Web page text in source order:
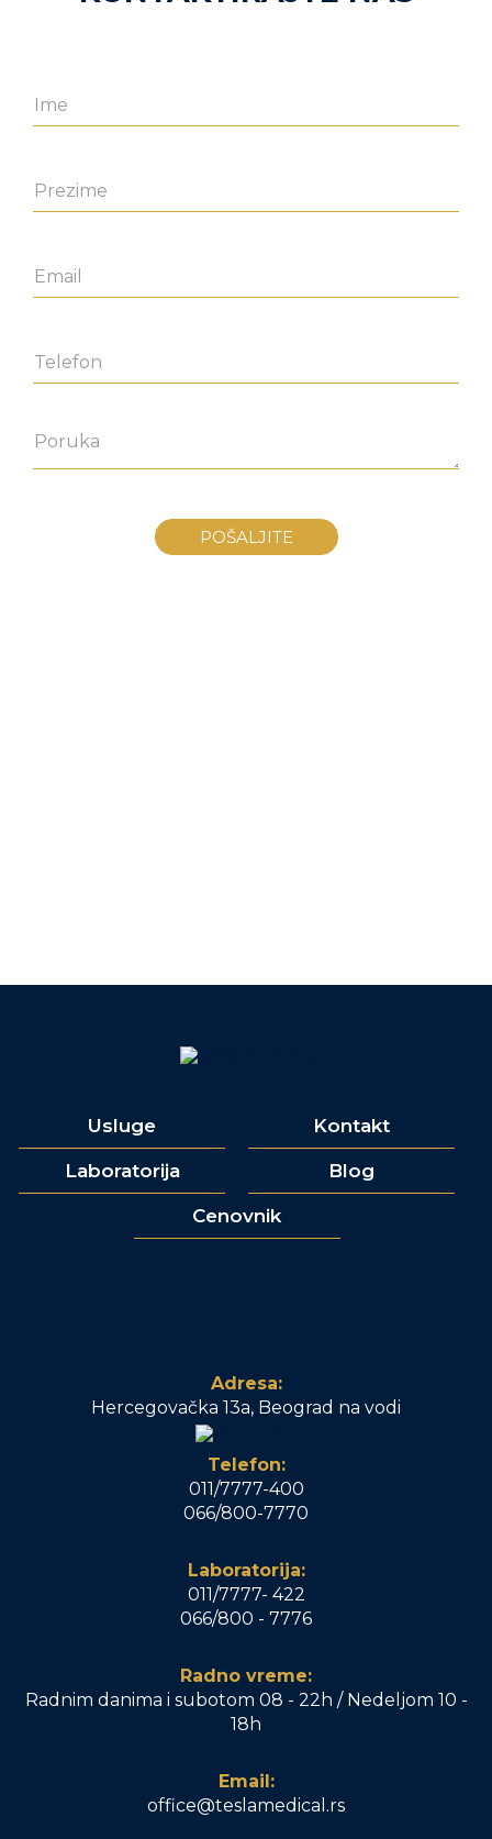
Usluge Kontakt
Laboratorija Blog
Cenovnik
Adresa:
Hercegovačka 13a, Beograd na vodi
Telefon:
011/7777-400
066/800-7770
Laboratorija:
011/7777- 422
066/800 - 7776
Radno vreme:
Radnim danima i subotom 08 - 22h / Nedeljom 10 -
18h
Email:
office@teslamedical.rs